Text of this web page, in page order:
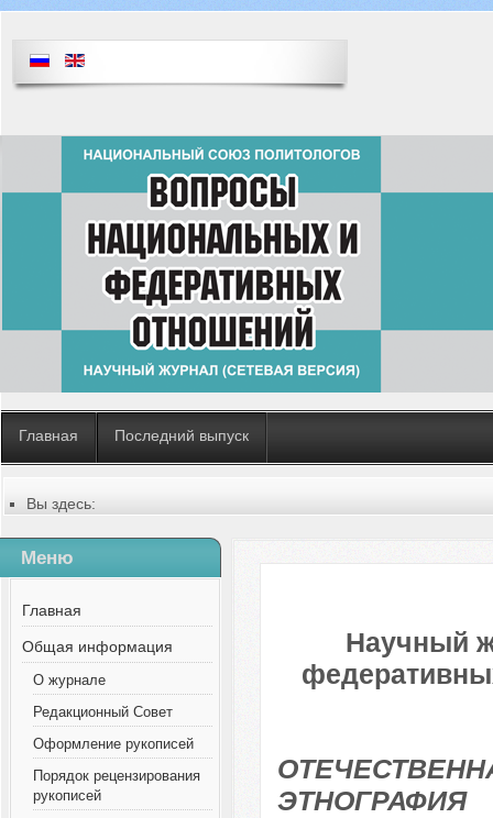
Главная Последний выпуск
Вы здесь:
Содержание выпусков
№ 10 (91), 2022
Русский
Содержание выпусков
Меню
Главная
Общая информация
О журнале
Редакционный Совет
Оформление рукописей
Порядок рецензирования
рукописей
Научный
ЭТНОГРАФИЯ